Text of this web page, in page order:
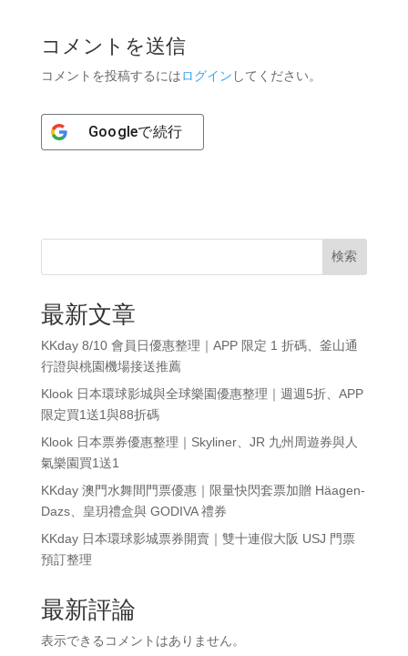
コメントを送信
コメントを投稿するにはログイン してください。
Googleで続行
検索
最新文章
KKday 8/10 會員日優惠整理｜APP 限定 1 折碼、釜山通
行證與桃園機場接送推薦
Klook 日本環球影城與全球樂園優惠整理｜週週5折、APP
限定買1送1與88折碼
Klook 日本票券優惠整理｜Skyliner、JR 九州周遊券與人
氣樂園買1送1
KKday 澳門水舞間門票優惠｜限量快閃套票加贈 Häagen-
Dazs、皇玥禮盒與 GODIVA 禮券
KKday 日本環球影城票券開賣｜雙十連假大阪 USJ 門票
預訂整理
最新評論
表示できるコメントはありません。